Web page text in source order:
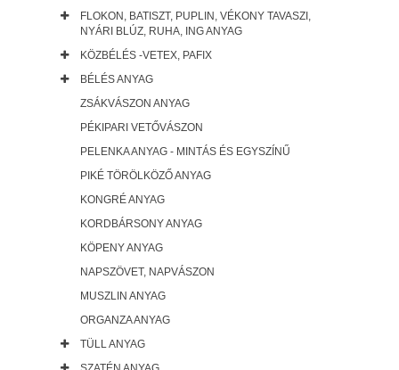
FLOKON, BATISZT, PUPLIN, VÉKONY TAVASZI,
NYÁRI BLÚZ, RUHA, ING ANYAG
KÖZBÉLÉS -VETEX, PAFIX
BÉLÉS ANYAG
ZSÁKVÁSZON ANYAG
PÉKIPARI VETŐVÁSZON
PELENKA ANYAG - MINTÁS ÉS EGYSZÍNŰ
PIKÉ TÖRÖLKÖZŐ ANYAG
KONGRÉ ANYAG
KORDBÁRSONY ANYAG
KÖPENY ANYAG
NAPSZÖVET, NAPVÁSZON
MUSZLIN ANYAG
ORGANZA ANYAG
TÜLL ANYAG